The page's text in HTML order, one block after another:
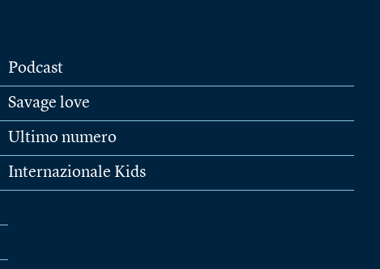
Podcast
Savage love
Ultimo numero
Internazionale Kids